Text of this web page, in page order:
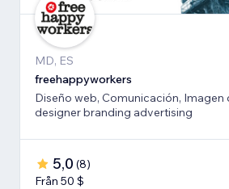
MD, ES
freehappyworkers
Diseño web, Comunicación, Imagen
designer branding advertising
5,0 (8)
Från 50 $